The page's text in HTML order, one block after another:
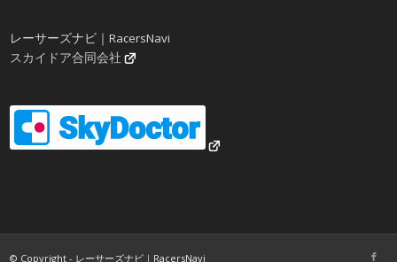
レーサーズナビ｜RacersNavi
スカイドア合同会社
© Copyright - レーサーズナビ｜RacersNavi